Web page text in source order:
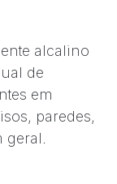
alcalino
de
em
paredes,